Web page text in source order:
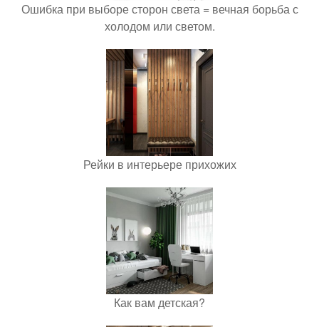
Ошибка при выборе сторон света = вечная борьба с
холодом или светом.
Рейки в интерьере прихожих
Как вам детская?